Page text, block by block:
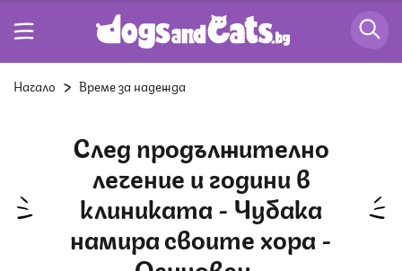
Начало Време за надежда
След продължително
лечение и години в
клиниката - Чубака
намира своите хора -